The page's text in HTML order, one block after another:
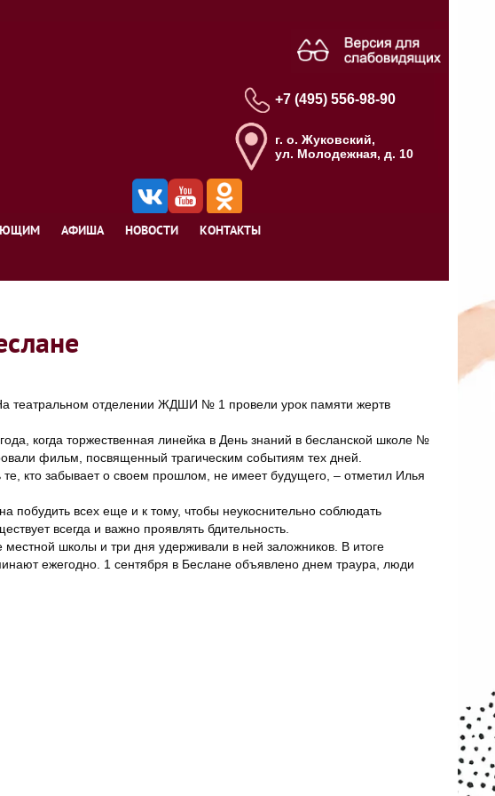
+7 (495) 556-98-90
г. о. Жуковский,
ул. Молодежная, д. 10
АФИША НОВОСТИ КОНТАКТЫ
театральном отделении ЖДШИ № 1 провели урок памяти жертв
когда торжественная линейка в День знаний в бесланской школе №
фильм, посвященный трагическим событиям тех дней.
кто забывает о своем прошлом, не имеет будущего, – отметил Илья
побудить всех еще и к тому, чтобы неукоснительно соблюдать
всегда и важно проявлять бдительность.
школы и три дня удерживали в ней заложников. В итоге
ежегодно. 1 сентября в Беслане объявлено днем траура, люди